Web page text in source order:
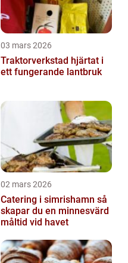
03 mars 2026
Traktorverkstad hjärtat i
ett fungerande lantbruk
02 mars 2026
Catering i simrishamn så
skapar du en minnesvärd
måltid vid havet